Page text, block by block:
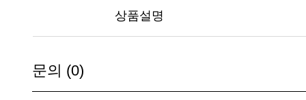
상품설명
문의 (0)